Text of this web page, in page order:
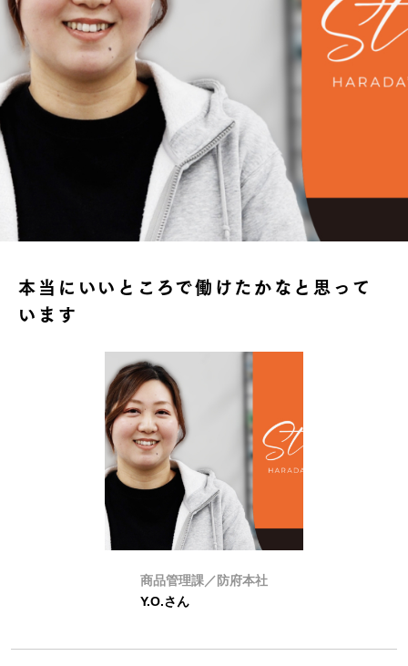
本当にいいところで働けたかなと思って
います
商品管理課／防府本社
Y.O.さん